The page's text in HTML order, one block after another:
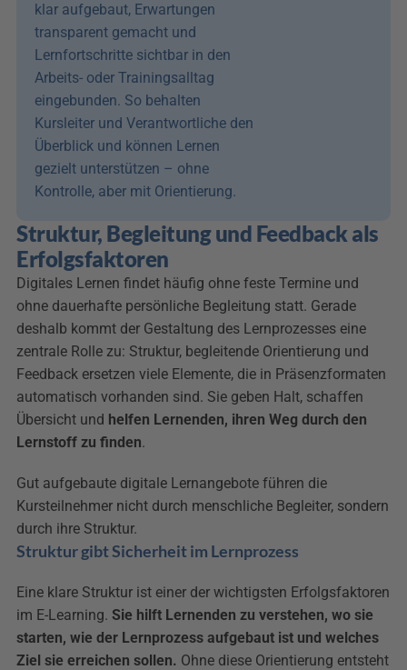
klar aufgebaut, Erwartungen
transparent gemacht und
Lernfortschritte sichtbar in den
Arbeits- oder Trainingsalltag
eingebunden. So behalten
Kursleiter und Verantwortliche den
Überblick und können Lernen
gezielt unterstützen – ohne
Kontrolle, aber mit Orientierung.
Struktur, Begleitung und Feedback als
Erfolgsfaktoren
Digitales Lernen findet häufig ohne feste Termine und
ohne dauerhafte persönliche Begleitung statt. Gerade
deshalb kommt der Gestaltung des Lernprozesses eine
zentrale Rolle zu: Struktur, begleitende Orientierung und
Feedback ersetzen viele Elemente, die in Präsenzformaten
automatisch vorhanden sind. Sie geben Halt, schaffen
Übersicht und helfen Lernenden, ihren Weg durch den
Lernstoff zu finden.
Gut aufgebaute digitale Lernangebote führen die
Kursteilnehmer nicht durch menschliche Begleiter, sondern
durch ihre Struktur.
Struktur gibt Sicherheit im Lernprozess
Eine klare Struktur ist einer der wichtigsten Erfolgsfaktoren
im E-Learning. Sie hilft Lernenden zu verstehen, wo sie
starten, wie der Lernprozess aufgebaut ist und welches
Ziel sie erreichen sollen. Ohne diese Orientierung entsteht